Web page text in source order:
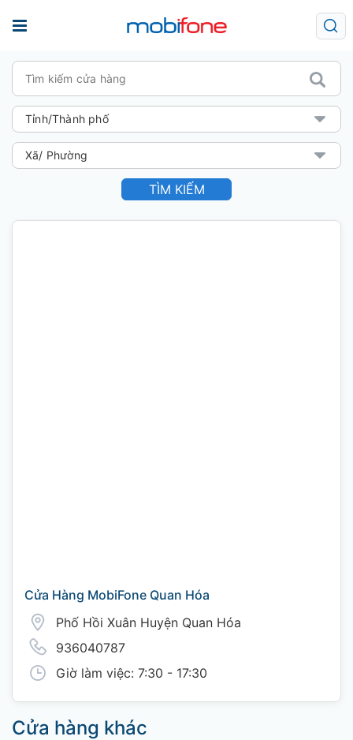
TÌM KIẾM
Cửa Hàng MobiFone Quan Hóa
Phố Hồi Xuân Huyện Quan Hóa
936040787
Giờ làm việc: 7:30 - 17:30
Cửa hàng khác